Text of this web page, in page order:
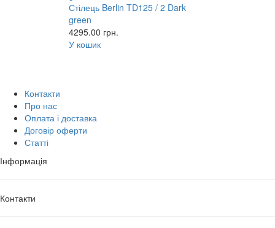
Стілець Berlin TD125 / 2 Dark
green
4295.00 грн.
У кошик
Контакти
Про нас
Оплата і доставка
Договір оферти
Статті
Інформація
Контакти